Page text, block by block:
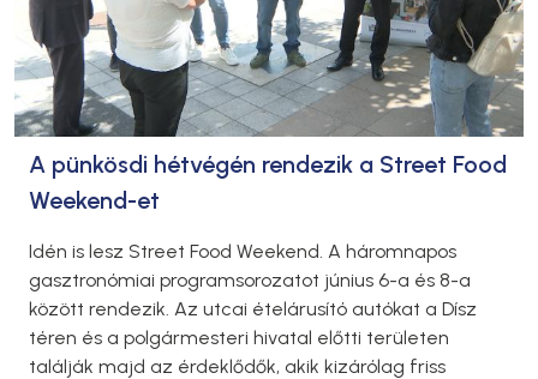
A pünkösdi hétvégén rendezik a Street Food
Weekend-et
Idén is lesz Street Food Weekend. A háromnapos
gasztronómiai programsorozatot június 6-a és 8-a
között rendezik. Az utcai ételárusító autókat a Dísz
téren és a polgármesteri hivatal előtti területen
találják majd az érdeklődők, akik kizárólag friss